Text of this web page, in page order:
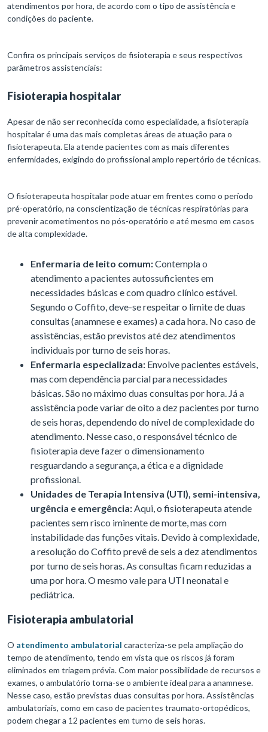
atendimentos por hora, de acordo com o tipo de assistência e
condições do paciente.
Confira os principais serviços de fisioterapia e seus respectivos
parâmetros assistenciais:
Fisioterapia hospitalar
Apesar de não ser reconhecida como especialidade, a fisioterapia
hospitalar é uma das mais completas áreas de atuação para o
fisioterapeuta. Ela atende pacientes com as mais diferentes
enfermidades, exigindo do profissional amplo repertório de técnicas.
O fisioterapeuta hospitalar pode atuar em frentes como o período
pré-operatório, na conscientização de técnicas respiratórias para
prevenir acometimentos no pós-operatório e até mesmo em casos
de alta complexidade.
Enfermaria de leito comum:Contempla o
atendimento a pacientes autossuficientes em
necessidades básicas e com quadro clínico estável.
Segundo o Coffito, deve-se respeitar o limite de duas
consultas (anamnese e exames) a cada hora. No caso de
assistências, estão previstos até dez atendimentos
individuais por turno de seis horas.
Enfermaria especializada: Envolve pacientes estáveis,
mas com dependência parcial para necessidades
básicas. São no máximo duas consultas por hora. Já a
assistência pode variar de oito a dez pacientes por turno
de seis horas, dependendo do nível de complexidade do
atendimento. Nesse caso, o responsável técnico de
fisioterapia deve fazer o dimensionamento
resguardando a segurança, a ética e a dignidade
profissional.
Unidades de Terapia Intensiva (UTI), semi-intensiva,
urgência e emergência:Aqui, o fisioterapeuta atende
pacientes sem risco iminente de morte, mas com
instabilidade das funções vitais. Devido à complexidade,
a resolução do Coffito prevê de seis a dez atendimentos
por turno de seis horas. As consultas ficam reduzidas a
uma por hora. O mesmo vale para UTI neonatal e
pediátrica.
Fisioterapia ambulatorial
O atendimento ambulatorial caracteriza-se pela ampliação do
tempo de atendimento, tendo em vista que os riscos já foram
eliminados em triagem prévia. Com maior possibilidade de recursos e
exames, o ambulatório torna-se o ambiente ideal para a anamnese.
Nesse caso, estão previstas duas consultas por hora. Assistências
ambulatoriais, como em caso de pacientes traumato-ortopédicos,
podem chegar a 12 pacientes em turno de seis horas.